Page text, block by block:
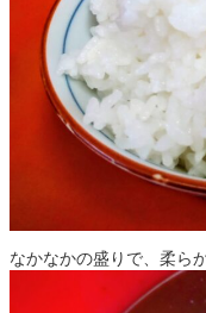
なかなかの盛りで、柔ら